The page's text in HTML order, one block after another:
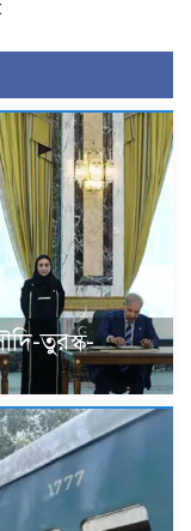
তুরস্ক-